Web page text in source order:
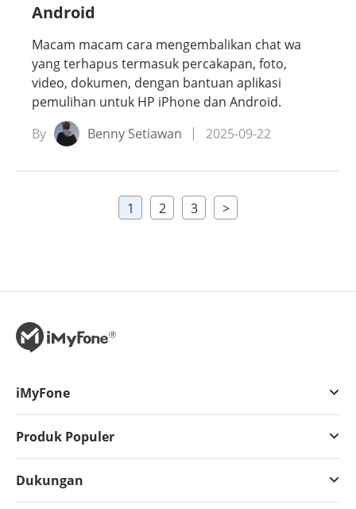
Android
Macam macam cara mengembalikan chat wa
yang terhapus termasuk percakapan, foto,
video, dokumen, dengan bantuan aplikasi
pemulihan untuk HP iPhone dan Android.
By
Benny Setiawan 2025-09-22
1 2 3 >
iMyFone
Produk Populer
Dukungan